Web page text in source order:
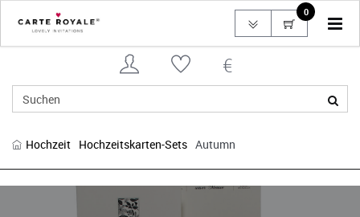
0
Hochzeit Hochzeitskarten-Sets Autumn